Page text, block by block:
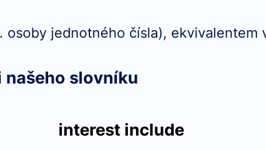
jednotného čísla), ekvivalentem
slovníku
interest include